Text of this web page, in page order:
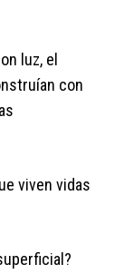
luz, el
con
viven vidas